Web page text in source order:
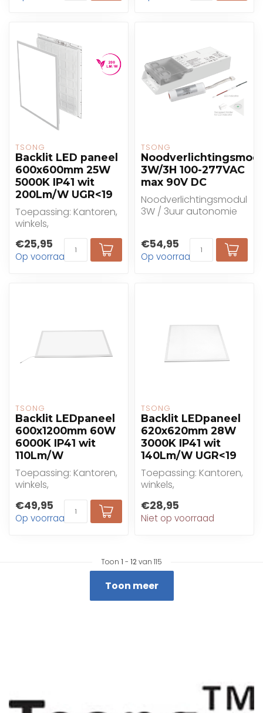
TSONG
Backlit LED paneel
600x600mm 25W
5000K IP41 wit
200Lm/W UGR<19
Toepassing: Kantoren,
winkels,
gezondheidszorg,
onderwijs
€25,95
Op voorraad
TSONG
3W/3H 100-277VAC
max 90V DC
Noodverlichtingsmodule
3W / 3uur autonomie
€54,95
Op voorraad
TSONG
Backlit LEDpaneel
600x1200mm 60W
6000K IP41 wit
110Lm/W
Toepassing: Kantoren,
winkels,
gezondheidszorg,
onderwijs
€49,95
Op voorraad
TSONG
Backlit LEDpaneel
620x620mm 28W
3000K IP41 wit
140Lm/W UGR<19
Toepassing: Kantoren,
winkels,
onderwijs
€28,95
Niet op voorraad
Toon 1 - 12van 115
Toon meer